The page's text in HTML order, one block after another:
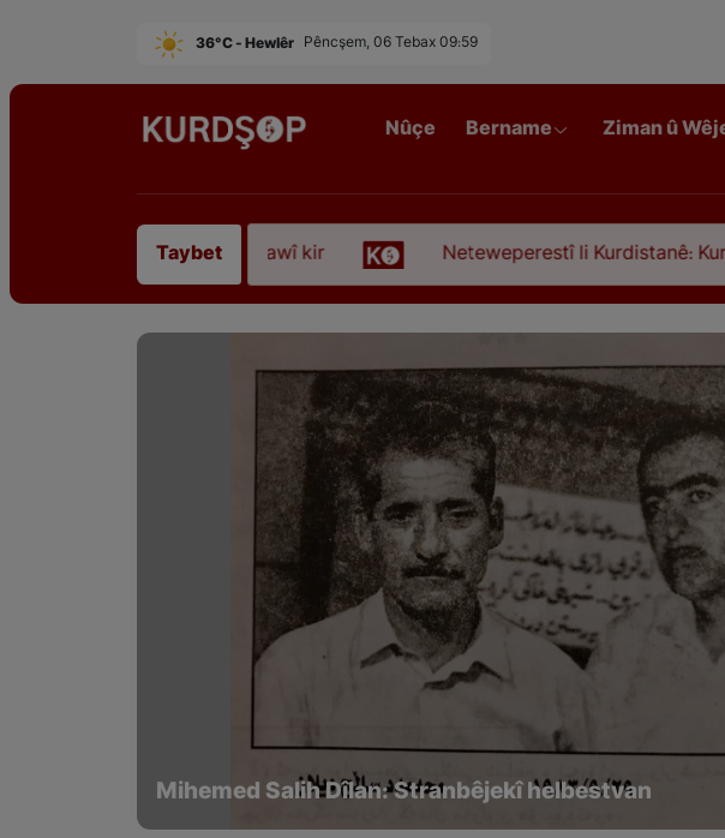
36°C - Hewlêr Pêncşem, 06 Tebax 09:59
Nûçe Bername Ziman û
Taybet
Sofyanî” koça dawî kir Neteweperestî li Kurdistanê: Kurteya
Mihemed Salih Dîlan: Stranbêjekî helbestvan